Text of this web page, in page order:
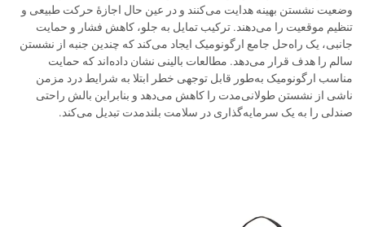
وضعیت نشستن بهینه هدایت می‌کنند و در عین حال اجازهٔ حرکت طبیعی و
تنظیم موقعیت را می‌دهند. ترکیب تمایل به جلو، کاهش فشار و حمایت
جانبی، یک راه‌حل جامع ارگونومیک ایجاد می‌کند که چندین جنبه از نشستن
سالم را هدف قرار می‌دهد. مطالعات بالینی نشان داده‌اند که حمایت
مناسب ارگونومیک به‌طور قابل توجهی خطر ابتلا به شرایط درد مزمن
ناشی از نشستن طولانی‌مدت را کاهش می‌دهد و بنابراین بالش راحتی
صندلی را به یک سرمایه‌گذاری در سلامت بلندمدت تبدیل می‌کند.